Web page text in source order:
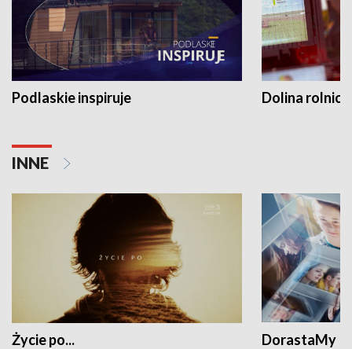
Podlaskie inspiruje Dolina
INNE
Życie po... DorastaMy